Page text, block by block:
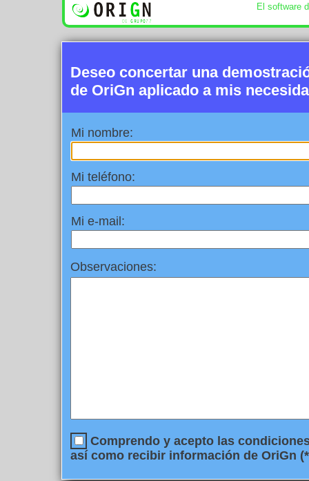
El software
Deseo concertar una
de OriGn aplicado a mis
Mi nombre:
Mi teléfono:
Mi e-mail:
Observaciones:
Comprendo y acepto las
así como recibir información de OriGn